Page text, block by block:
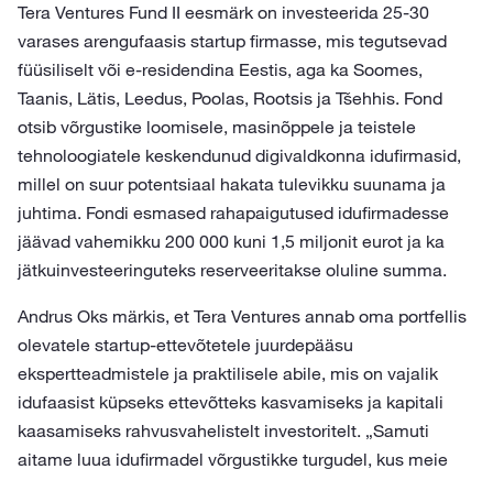
Tera Ventures Fund II eesmärk on investeerida 25-30
varases arengufaasis startup firmasse, mis tegutsevad
füüsiliselt või e-residendina Eestis, aga ka Soomes,
Taanis, Lätis, Leedus, Poolas, Rootsis ja Tšehhis. Fond
otsib võrgustike loomisele, masinõppele ja teistele
tehnoloogiatele keskendunud digivaldkonna idufirmasid,
millel on suur potentsiaal hakata tulevikku suunama ja
juhtima. Fondi esmased rahapaigutused idufirmadesse
jäävad vahemikku 200 000 kuni 1,5 miljonit eurot ja ka
jätkuinvesteeringuteks reserveeritakse oluline summa.
Andrus Oks märkis, et Tera Ventures annab oma portfellis
olevatele startup-ettevõtetele juurdepääsu
ekspertteadmistele ja praktilisele abile, mis on vajalik
idufaasist küpseks ettevõtteks kasvamiseks ja kapitali
kaasamiseks rahvusvahelistelt investoritelt. „Samuti
aitame luua idufirmadel võrgustikke turgudel, kus meie